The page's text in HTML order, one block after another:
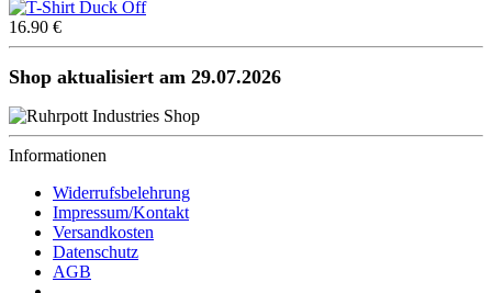
16.90 €
Shop aktualisiert am 29.07.2026
Informationen
Widerrufsbelehrung
Impressum/Kontakt
Versandkosten
Datenschutz
AGB